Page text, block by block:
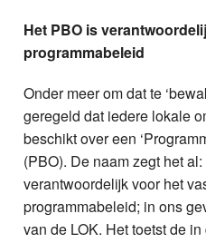
Het PBO is
programmabeleid
Onder meer om dat te
geregeld dat iedere lokale
beschikt over een
(PBO). De naam zegt het
verantwoordelijk voor het
programmabeleid; in ons
van de LOK. Het toetst de